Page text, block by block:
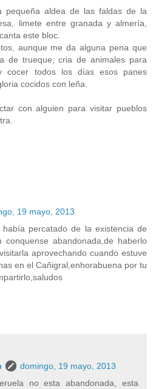
pequeña aldea de las faldas de la
limete entre granada y almería,
este bloc.
aunque me da alguna pena que
de trueque, cria de animales para
cocer todos los días esos panes
cocidos con leña.
con alguien para visitar pueblos
19 mayo, 2013
percatado de la existencia de
conquense abandonada,de haberlo
aprovechando cuando estuve
en el Cañigral,enhorabuena por tu
domingo, 19 mayo, 2013
no esta abandonada, esta